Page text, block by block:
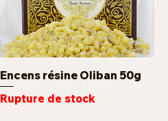
Aperçu rapide
Encens résine Oliban 50g
Rupture de stock